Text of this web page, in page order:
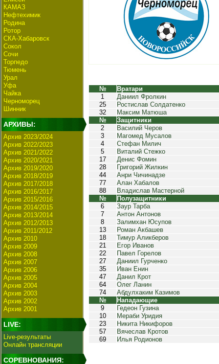
КАМАЗ
Нефтехимик
Родина
Ротор
СКА-Хабаровск
Сокол
Сочи
Торпедо
Тюмень
Урал
Уфа
Чайка
Черноморец
Шинник
АРХИВЫ:
Архив 2023/2024
Архив 2022/2023
Архив 2021/2022
Архив 2020/2021
Архив 2019/2020
Архив 2018/2019
Архив 2017/2018
Архив 2016/2017
Архив 2015/2016
Архив 2014/2015
Архив 2013/2014
Архив 2012/2013
Архив 2011/2012
Архив 2010
Архив 2009
Архив 2008
Архив 2007
Архив 2006
Архив 2005
Архив 2004
Архив 2003
Архив 2002
Архив 2001
LIVE:
Live-результаты
Онлайн трансляции
СОРЕВНОВАНИЯ:
№
Вратари
1
Даниил Фролкин
25
Ростислав Солдатенко
32
Максим Матюша
№
Защитники
2
Василий Черов
3
Магомед Мусалов
4
Стефан Милич
5
Виталий Стежко
17
Денис Фомин
28
Григорий Жилкин
44
Анри Чичинадзе
77
Алан Хабалов
88
Владислав Мастерной
№
Полузащитники
6
Заур Тарба
7
Антон Антонов
8
Залимхан Юсупов
13
Роман Акбашев
18
Тимур Аликберов
21
Егор Иванов
22
Павел Горелов
27
Даниил Гурченко
35
Иван Енин
47
Данил Крот
64
Олег Ланин
74
Абдулхаким Казимов
№
Нападающие
9
Гедеон Гузина
10
Мераби Уридия
23
Никита Никифоров
57
Вячеслав Кротов
69
Илья Родионов